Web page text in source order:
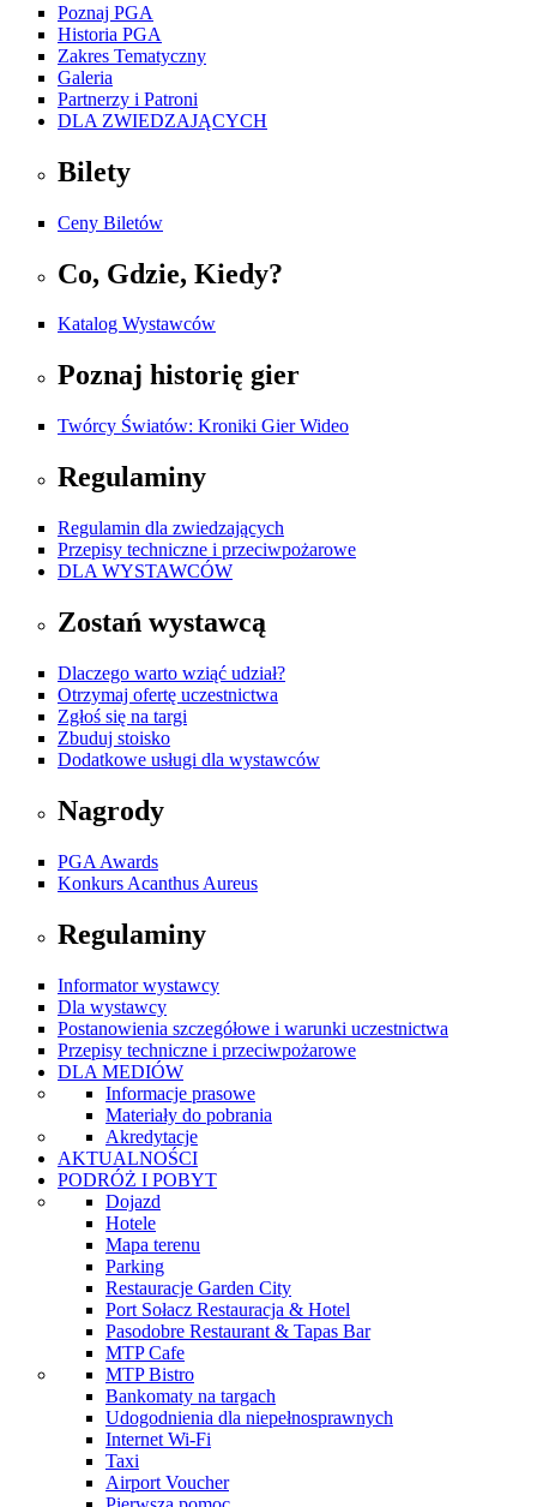
Poznaj PGA
Historia PGA
Zakres Tematyczny
Galeria
Partnerzy i Patroni
DLA ZWIEDZAJĄCYCH
Bilety
Ceny Biletów
Co, Gdzie, Kiedy?
Katalog Wystawców
Poznaj historię gier
Twórcy Światów: Kroniki Gier Wideo
Regulaminy
Regulamin dla zwiedzających
Przepisy techniczne i przeciwpożarowe
DLA WYSTAWCÓW
Zostań wystawcą
Dlaczego warto wziąć udział?
Otrzymaj ofertę uczestnictwa
Zgłoś się na targi
Zbuduj stoisko
Dodatkowe usługi dla wystawców
Nagrody
PGA Awards
Konkurs Acanthus Aureus
Regulaminy
Informator wystawcy
Dla wystawcy
Postanowienia szczegółowe i warunki uczestnictwa
Przepisy techniczne i przeciwpożarowe
DLA MEDIÓW
Informacje prasowe
Materiały do pobrania
Akredytacje
AKTUALNOŚCI
PODRÓŻ I POBYT
Dojazd
Hotele
Mapa terenu
Parking
Restauracje Garden City
Port Sołacz Restauracja & Hotel
Pasodobre Restaurant & Tapas Bar
MTP Cafe
MTP Bistro
Bankomaty na targach
Udogodnienia dla niepełnosprawnych
Internet Wi-Fi
Taxi
Airport Voucher